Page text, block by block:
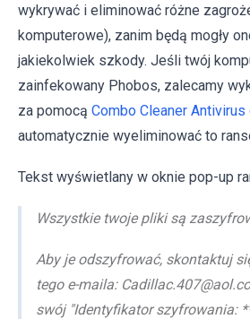
wykrywać i eliminować różne
komputerowe), zanim będą mogły
jakiekolwiek szkody. Jeśli twój
zainfekowany Phobos, zalecamy
za pomocą Combo Cleaner
automatycznie wyeliminować to
Tekst wyświetlany w oknie pop-up
Wszystkie twoje pliki są
Aby je odszyfrować, skontaktuj
tego e-maila:
swój "Identyfikator szyfrowania: